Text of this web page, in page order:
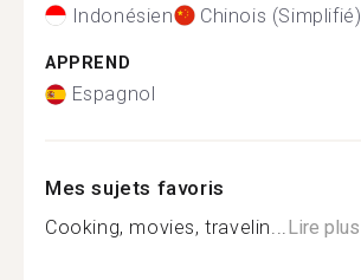
Indonésien Chinois (Simplifié)
APPREND
Espagnol
Mes sujets favoris
Cooking, movies, travelin...Lire plus